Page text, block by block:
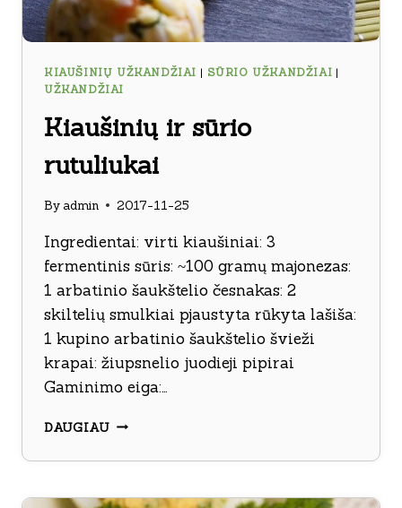
KIAUŠINIŲ UŽKANDŽIAI | SŪRIO UŽKANDŽIAI |
UŽKANDŽIAI
Kiaušinių ir sūrio
rutuliukai
By admin 2017-11-25
Ingredientai: virti kiaušiniai: 3
fermentinis sūris: ~100 gramų majonezas:
1 arbatinio šaukštelio česnakas: 2
skiltelių smulkiai pjaustyta rūkyta lašiša:
1 kupino arbatinio šaukštelio švieži
krapai: žiupsnelio juodieji pipirai
Gaminimo eiga:…
DAUGIAUKIAUŠINIŲ
SŪRIO